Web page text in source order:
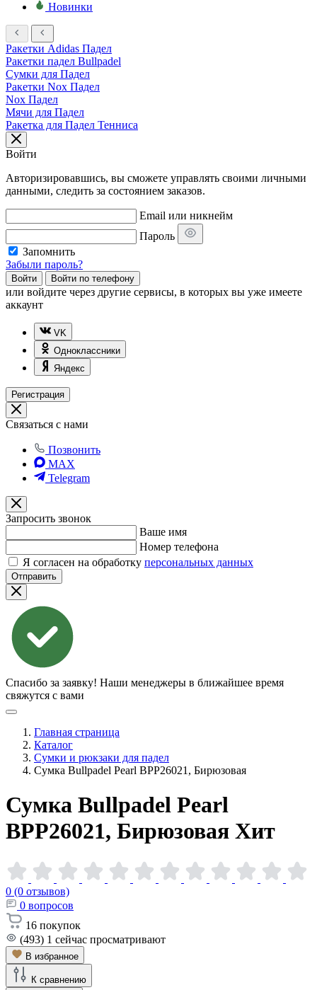
Новинки
Ракетки Adidas Падел
Ракетки падел Bullpadel
Сумки для Падел
Ракетки Nox Падел
Nox Падел
Мячи для Падел
Ракетка для Падел Тенниса
Войти
Авторизировавшись, вы сможете управлять своими личными
данными, следить за состоянием заказов.
Email или никнейм
Пароль
Запомнить
Забыли пароль?
Войти Войти по телефону
или войдите через другие сервисы, в которых вы уже имеете
аккаунт
VK
Одноклассники
Яндекс
Регистрация
Связаться с нами
Позвонить
MAX
Telegram
Запросить звонок
Ваше имя
Номер телефона
Я согласен на обработку персональных данных
Отправить
Спасибо за заявку! Наши менеджеры в ближайшее время
свяжутся с вами
Главная страница
Каталог
Сумки и рюкзаки для падел
Сумка Bullpadel Pearl BPP26021, Бирюзовая
Сумка Bullpadel Pearl
BPP26021, Бирюзовая Хит
0 (0 отзывов)
0 вопросов
16 покупок
(493) 1 сейчас просматривают
В избранное
К сравнению